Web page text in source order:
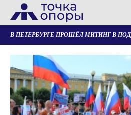
В ПЕТЕРБУРГЕ ПРОШЁЛ МИТИНГ В